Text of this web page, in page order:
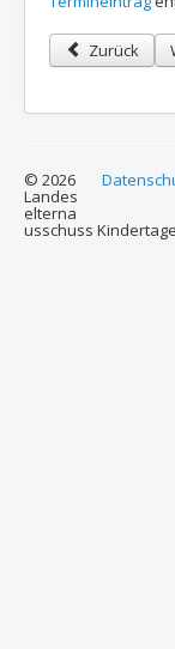
Vorheriger
Zurück
© 2026
Landes
elterna
usschuss